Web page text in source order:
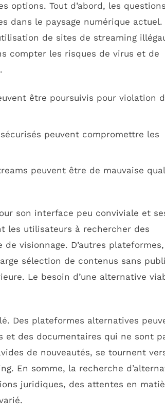
options. Tout d’abord, les
dans le paysage numérique actuel.
de sites de streaming
compter les risques de virus et de
être poursuivis pour violation
peuvent compromettre les
peuvent être de mauvaise
son interface peu conviviale et
les utilisateurs à rechercher des
visionnage. D’autres plateformes,
sélection de contenus sans
Le besoin d’une alternative
Des plateformes alternatives
et des documentaires qui ne sont
de nouveautés, se tournent
En somme, la recherche
juridiques, des attentes en